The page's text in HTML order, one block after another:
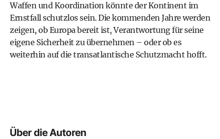
Waffen und Koordination könnte der Kontinent im
Ernstfall schutzlos sein. Die kommenden Jahre werden
zeigen, ob Europa bereit ist, Verantwortung für seine
eigene Sicherheit zu übernehmen – oder ob es
weiterhin auf die transatlantische Schutzmacht hofft.
Über die Autoren